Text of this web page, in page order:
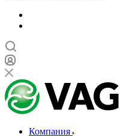
Компания